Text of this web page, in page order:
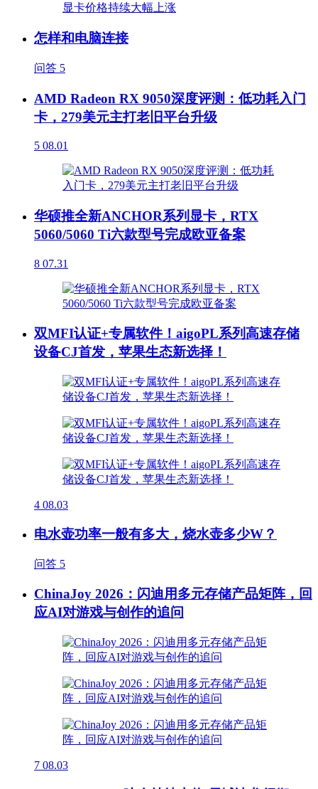
怎样和电脑连接
问答 5
AMD Radeon RX 9050深度评测：低功耗入门
卡，279美元主打老旧平台升级
5 08.01
华硕推全新ANCHOR系列显卡，RTX
5060/5060 Ti六款型号完成欧亚备案
8 07.31
双MFI认证+专属软件！aigoPL系列高速存储
设备CJ首发，苹果生态新选择！
4 08.03
电水壶功率一般有多大，烧水壶多少W？
问答 5
ChinaJoy 2026：闪迪用多元存储产品矩阵，回
应AI对游戏与创作的追问
7 08.03